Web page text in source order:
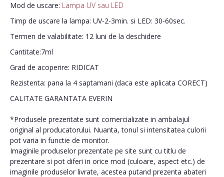
Mod de uscare: Lampa UV sau LED
Timp de uscare la lampa: UV-2-3min. si LED: 30-60sec.
Termen de valabilitate: 12 luni de la deschidere
Cantitate:7ml
Grad de acoperire: RIDICAT
Rezistenta: pana la 4 saptamani (daca este aplicata CORECT)
CALITATE GARANTATA EVERIN
*Produsele prezentate sunt comercializate in ambalajul
original al producatorului. Nuanta, tonul si intensitatea culorii
pot varia in functie de monitor.
Imaginile produselor prezentate pe site sunt cu titlu de
prezentare si pot diferi in orice mod (culoare, aspect etc.) de
imaginile produselor livrate, acestea putand prezenta abateri